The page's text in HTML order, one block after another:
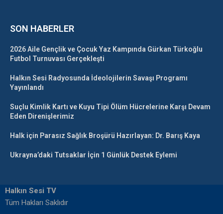
SON HABERLER
2026 Aile Gençlik ve Çocuk Yaz Kampında Gürkan Türkoğlu
Futbol Turnuvası Gerçekleşti
Halkın Sesi Radyosunda İdeolojilerin Savaşı Programı
Yayınlandı
Suçlu Kimlik Kartı ve Kuyu Tipi Ölüm Hücrelerine Karşı Devam
Eden Direnişlerimiz
Halk için Parasız Sağlık Broşürü Hazırlayan: Dr. Barış Kaya
Ukrayna’daki Tutsaklar İçin 1 Günlük Destek Eylemi
Halkın Sesi TV
Tüm Hakları Saklıdır